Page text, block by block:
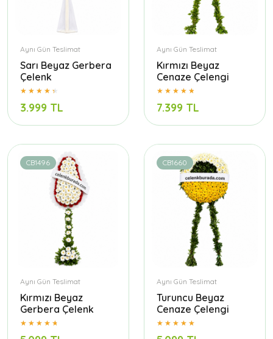
Aynı Gün Teslimat
Sarı Beyaz Gerbera
Çelenk
3.999 TL
Aynı Gün Teslimat
Kırmızı Beyaz
Cenaze Çelengi
7.399 TL
CB1496
Aynı Gün Teslimat
Kırmızı Beyaz
Gerbera Çelenk
CB1660
Aynı Gün Teslimat
Turuncu Beyaz
Cenaze Çelengi